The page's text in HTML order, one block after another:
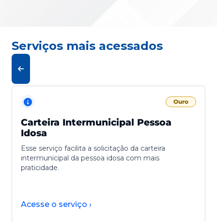
Serviços mais acessados
Ouro
Carteira Intermunicipal Pessoa
Idosa
Esse serviço facilita a solicitação da carteira
intermunicipal da pessoa idosa com mais
praticidade.
Acesse o serviço ›